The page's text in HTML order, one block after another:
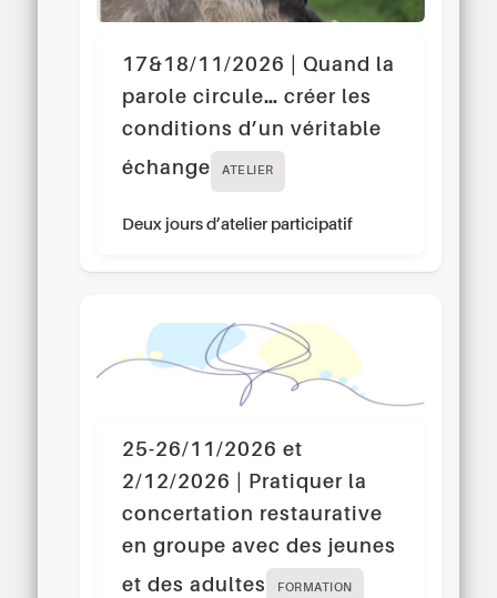
17&18/11/2026 | Quand la
parole circule… créer les
conditions d’un véritable
échange
ATELIER
Deux jours d’atelier participatif
25-26/11/2026 et
2/12/2026 | Pratiquer la
concertation restaurative
en groupe avec des jeunes
et des adultes
FORMATION